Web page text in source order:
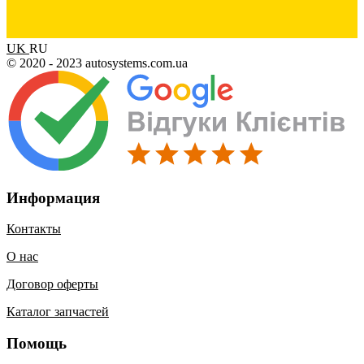
UK RU
© 2020 - 2023 autosystems.com.ua
Информация
Контакты
О нас
Договор оферты
Каталог запчастей
Помощь